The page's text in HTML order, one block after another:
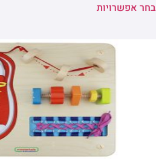
בחר אפשרויות